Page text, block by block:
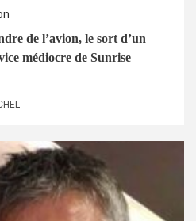
de l’avion, le sort d’un
médiocre de Sunrise